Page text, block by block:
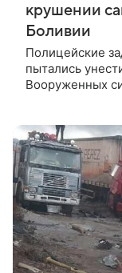
крушении
Боливии
Полицейские
пытались
Вооруженных
СМИ. В
ранения.